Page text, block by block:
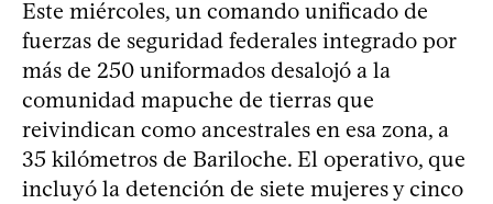
Este miércoles, un comando unificado de
fuerzas de seguridad federales integrado por
más de 250 uniformados desalojó a la
comunidad mapuche de tierras que
reivindican como ancestrales en esa zona, a
35 kilómetros de Bariloche. El operativo, que
incluyó la detención de siete mujeres y cinco